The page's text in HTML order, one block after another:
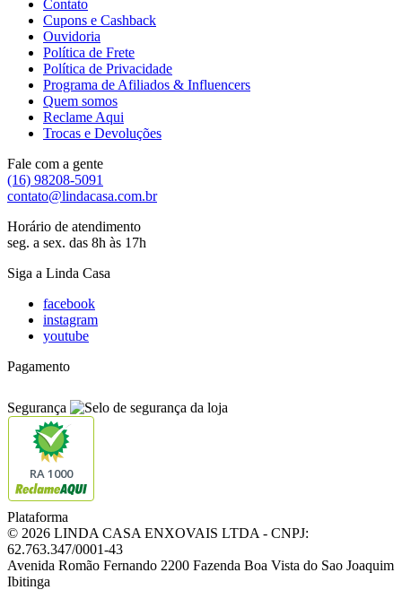
Contato
Cupons e Cashback
Ouvidoria
Política de Frete
Política de Privacidade
Programa de Afiliados & Influencers
Quem somos
Reclame Aqui
Trocas e Devoluções
Fale com a gente
(16) 98208-5091
contato@lindacasa.com.br
Horário de atendimento
seg. a sex. das 8h às 17h
Siga a Linda Casa
facebook
instagram
youtube
Pagamento
Segurança
RA 1000
Plataforma
© 2026 LINDA CASA ENXOVAIS LTDA - CNPJ:
62.763.347/0001-43
Avenida Romão Fernando 2200 Fazenda Boa Vista do Sao Joaquim
Ibitinga